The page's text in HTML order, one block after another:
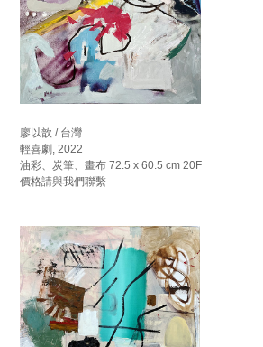
廖以歆 / 台灣
輕喜劇, 2022
油彩、炭筆、畫布 72.5 x 60.5 cm 20F
價格請與我們聯繫